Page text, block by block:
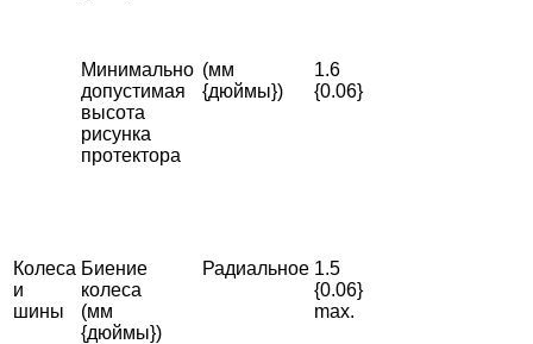
Минимально
допустимая
высота
рисунка
протектора
(мм
{дюймы})
1.6
{0.06}
Колеса
и
шины
Биение
колеса
(мм
{дюймы})
Радиальное 1.5
{0.06}
max.